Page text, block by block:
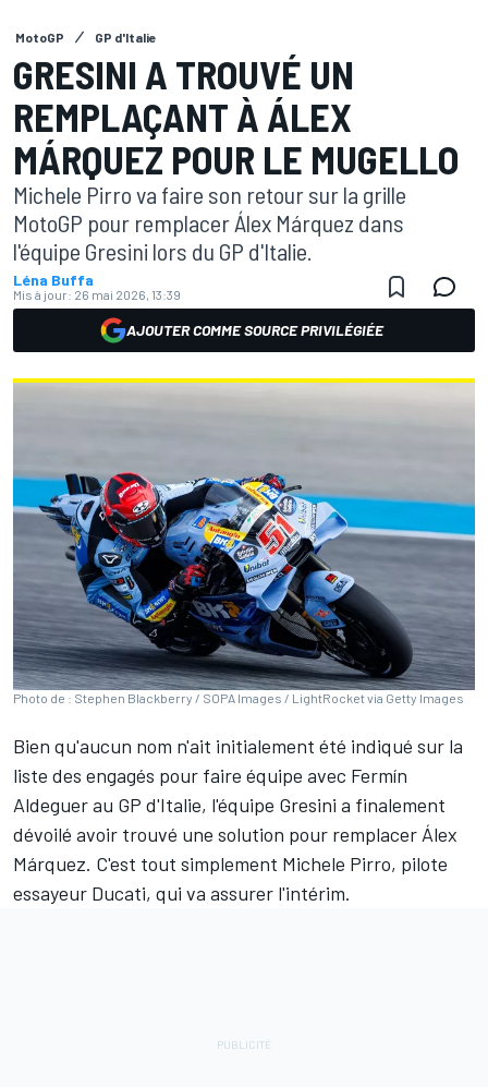
MotoGP GP d'Italie
GRESINI A TROUVÉ UN
REMPLAÇANT À ÁLEX
MÁRQUEZ POUR LE MUGELLO
Michele Pirro va faire son retour sur la grille
MotoGP pour remplacer Álex Márquez dans
l'équipe Gresini lors du GP d'Italie.
Léna Buffa
Mis à jour: 26 mai 2026, 13:39
AJOUTER COMME SOURCE PRIVILÉGIÉE
Photo de : Stephen Blackberry / SOPA Images / LightRocket via Getty Images
Bien qu'aucun nom n'ait initialement été indiqué sur la
liste des engagés pour faire équipe avec Fermín
Aldeguerau GP d'Italie, l'équipe Gresini a finalement
dévoilé avoir trouvé une solution pour remplacer Álex
Márquez. C'est tout simplement Michele Pirro, pilote
essayeur Ducati, qui va assurer l'intérim.